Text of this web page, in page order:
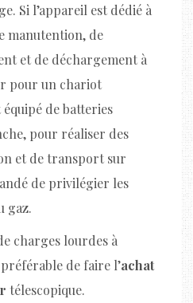
Si l’appareil est dédié à
manutention, de
et de déchargement à
pour un chariot
de batteries
pour réaliser des
et de transport sur
de privilégier les
gaz.
charges lourdes à
de faire l’achat
télescopique.